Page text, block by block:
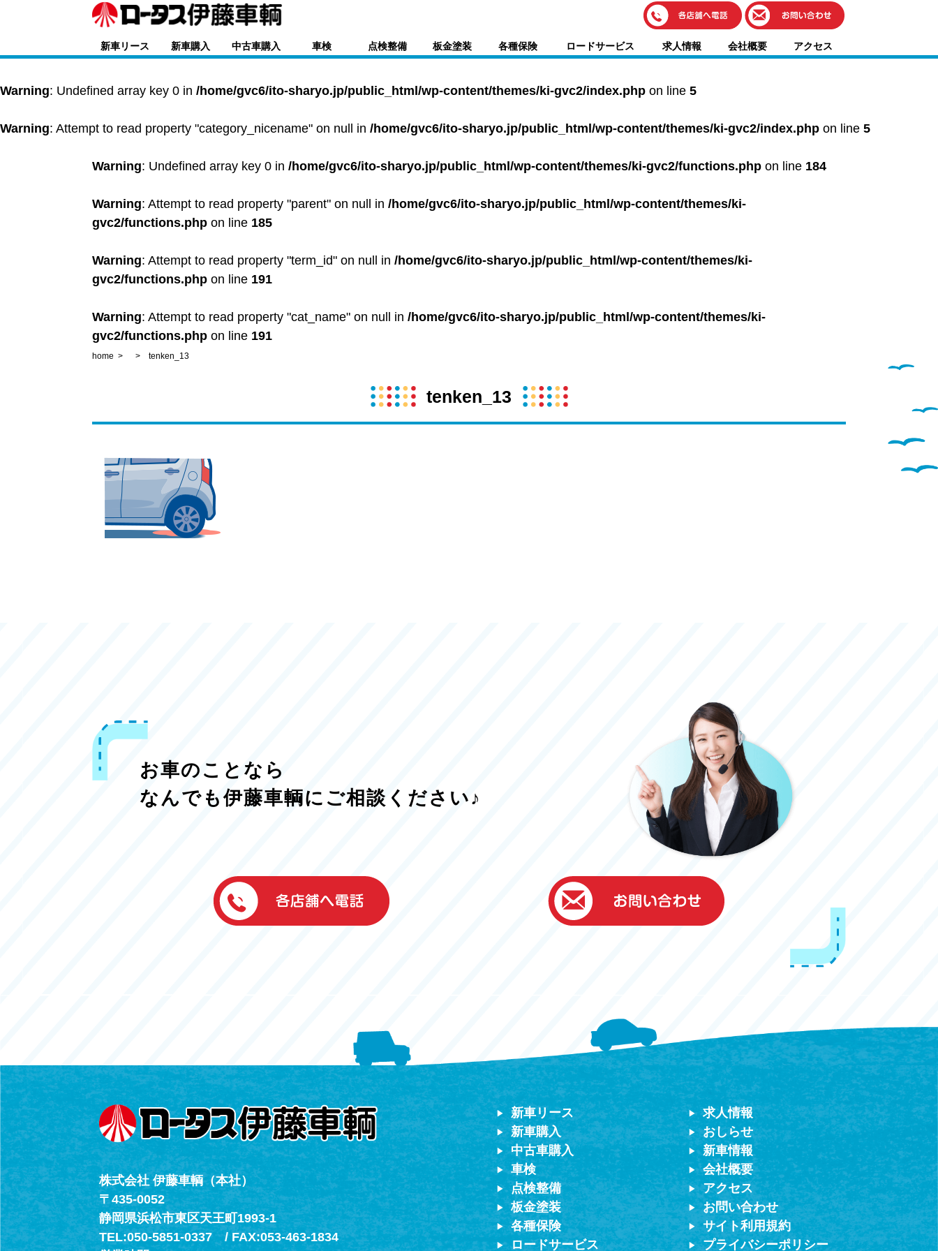
伊藤車輌（本社）
050-5851-0337
050-5851-0338
レスキューセンター
（年中無休24h対応）
新車リース 新車購入 中古車購入 車検 点検整備 板金塗装 各種保険 ロードサービス 求人情報 会社概要 アクセス
Warning: Undefined array key 0 in /home/gvc6/ito-sharyo.jp/public_html/wp-content/themes/ki-gvc2/index.php on line 5
Warning: Attempt to read property "category_nicename" on null in /home/gvc6/ito-sharyo.jp/public_html/wp-content/themes/ki-gvc2/index.php on line 5
Warning: Undefined array key 0 in /home/gvc6/ito-sharyo.jp/public_html/wp-content/themes/ki-gvc2/functions.php on line 184
Warning: Attempt to read property "parent" on null in /home/gvc6/ito-sharyo.jp/public_html/wp-content/themes/ki-
gvc2/functions.php on line 185
Warning: Attempt to read property "term_id" on null in /home/gvc6/ito-sharyo.jp/public_html/wp-content/themes/ki-
gvc2/functions.php on line 191
Warning: Attempt to read property "cat_name" on null in /home/gvc6/ito-sharyo.jp/public_html/wp-content/themes/ki-
gvc2/functions.php on line 191
home tenken_13
tenken_13
お車のことなら
なんでも伊藤車輌にご相談ください♪
伊藤車輌（本社）
050-5851-0337
株式会社 伊藤車輌（本社）
〒435-0052
静岡県浜松市東区天王町1993-1
TEL:050-5851-0337 / FAX:053-463-1834
新車リース
新車購入
中古車購入
車検
点検整備
板金塗装
各種保険
ロードサービス
求人情報
おしらせ
新車情報
会社概要
アクセス
お問い合わせ
サイト利用規約
プライバシーポリシー